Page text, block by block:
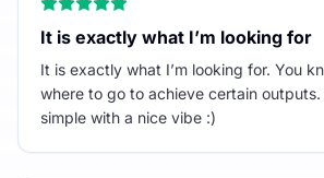
It is exactly what I’m looking for
It is exactly what I’m looking for. You
where to go to achieve certain outputs.
simple with a nice vibe :)